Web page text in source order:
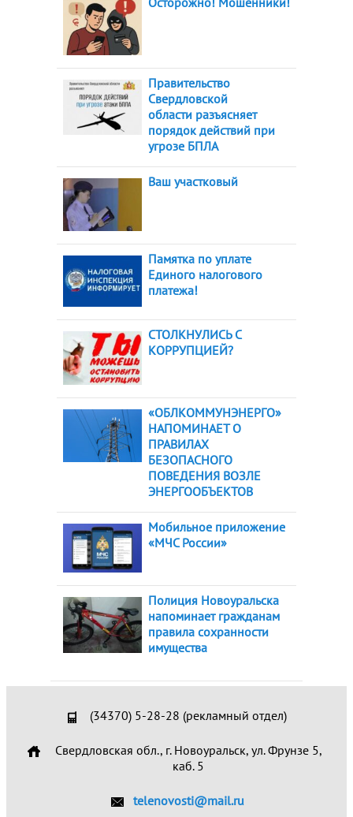
Правительство
Свердловской
области разъясняет
порядок действий при
угрозе БПЛА
Ваш участковый
Памятка по уплате
Единого налогового
платежа!
СТОЛКНУЛИСЬ С
КОРРУПЦИЕЙ?
«ОБЛКОММУНЭНЕРГО»
НАПОМИНАЕТ О
ПРАВИЛАХ
БЕЗОПАСНОГО
ПОВЕДЕНИЯ ВОЗЛЕ
ЭНЕРГООБЪЕКТОВ
Мобильное приложение
«МЧС России»
Полиция Новоуральска
напоминает гражданам
правила сохранности
имущества
(34370) 5-28-28 (рекламный отдел)
Свердловская обл., г. Новоуральск, ул. Фрунзе 5,
каб. 5
telenovosti@mail.ru